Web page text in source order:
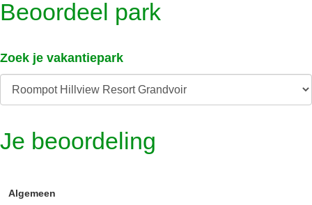
Beoordeel park
Zoek je vakantiepark
Je beoordeling
Algemeen